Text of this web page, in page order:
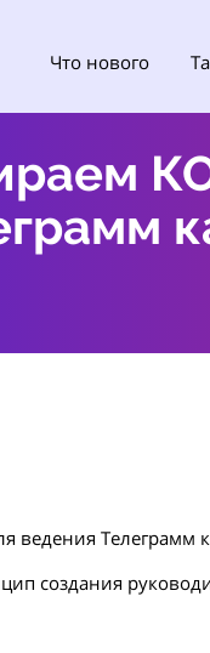
Что нового
Телеграмм
создания